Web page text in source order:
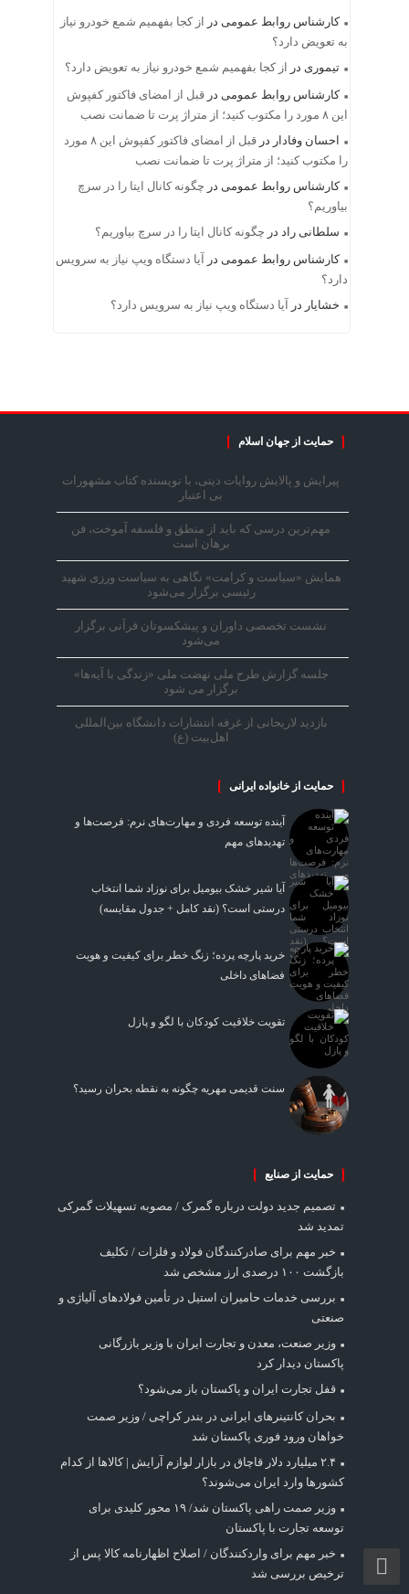
کارشناس روابط عمومی در
از کجا بفهمیم شمع خودرو نیاز
به تعویض دارد؟
تیموری در
از کجا بفهمیم شمع خودرو نیاز به تعویض دارد؟
کارشناس روابط عمومی در قبل از امضای فاکتور کفپوش
این ۸ مورد را مکتوب کنید؛ از متراژ پرت تا ضمانت نصب
احسان وفادار در
قبل از امضای فاکتور کفپوش این ۸ مورد
را مکتوب کنید؛ از متراژ پرت تا ضمانت نصب
کارشناس روابط عمومی در چگونه کانال ایتا را در سرچ
بیاوریم؟
سلطانی راد در چگونه کانال ایتا را در سرچ بیاوریم؟
کارشناس روابط عمومی در
آیا دستگاه ویپ نیاز به سرویس
دارد؟
خشایار در آیا دستگاه ویپ نیاز به سرویس دارد؟
حمایت از جهان اسلام
پیرایش و پالایش روایات دینی، با نویسنده کتاب مشهورات
بی اعتبار
مهم‌ترین درسی که باید از منطق و فلسفه آموخت، فن
برهان است
همایش «سیاست و کرامت» نگاهی به سیاست ورزی شهید
رئیسی برگزار می‌شود
نشست تخصصی داوران و پیشکسوتان قرآنی برگزار
می‌شود
جلسه گزارش طرح ملی نهضت ملی «زندگی با آیه‌ها»
برگزار می شود
بازدید لاریجانی از غرفه انتشارات دانشگاه بین‌المللی
اهل‌بیت (ع)
حمایت از خانواده ایرانی
آینده توسعه فردی و مهارت‌های نرم: فرصت‌ها و
تهدیدهای مهم
آیا شیر خشک بیومیل برای نوزاد شما انتخاب
درستی است؟ (نقد کامل + جدول مقایسه)
خرید پارچه پرده؛ زنگ خطر برای کیفیت و هویت
فضاهای داخلی
تقویت خلاقیت کودکان با لگو و پازل
سنت قدیمی مهریه چگونه به نقطه بحران رسید؟
حمایت از صنایع
تصمیم جدید دولت درباره گمرک / مصوبه تسهیلات گمرکی
تمدید شد
خبر مهم برای صادرکنندگان فولاد و فلزات / تکلیف
بازگشت ۱۰۰ درصدی ارز مشخص شد
بررسی خدمات حامیران استیل در تأمین فولادهای آلیاژی و
صنعتی
وزیر صنعت، معدن و تجارت ایران با وزیر بازرگانی
پاکستان دیدار کرد
قفل تجارت ایران و پاکستان باز می‌شود؟
بحران کانتینر‌های ایرانی در بندر کراچی / وزیر صمت
خواهان ورود فوری پاکستان شد
۲.۴ میلیارد دلار قاچاق در بازار لوازم آرایش | کالاها از کدام
کشورها وارد ایران می‌شوند؟
وزیر صمت راهی پاکستان شد/ ۱۹ محور کلیدی برای
توسعه تجارت با پاکستان
خبر مهم برای واردکنندگان / اصلاح اظهارنامه کالا پس از
ترخیص بررسی شد